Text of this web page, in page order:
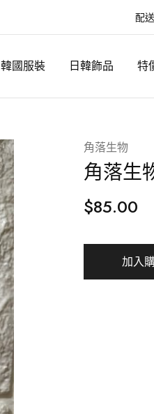
配
韓國服裝 日韓飾品 特
角落生物
角落生
$85.00
加入